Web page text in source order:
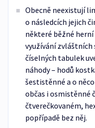
Obecně neexistují
o následcích jejich
některé běžné
využívání zvláštních
číselných tabulek
náhody – hodů
šestistěnné a o
občas i osmistěnné
čtverečkovaném,
popřípadě bez něj.